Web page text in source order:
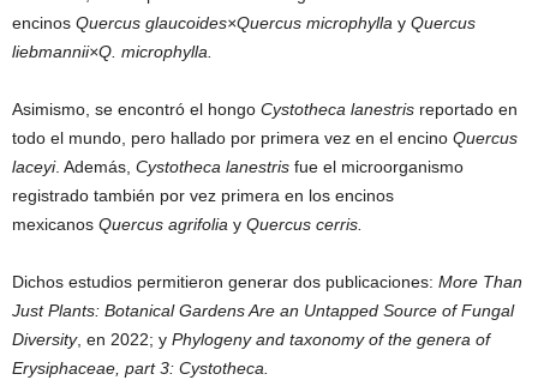
encinos Quercus glaucoides×Quercus microphylla y Quercus
liebmannii×Q. microphylla.
Asimismo, se encontró el hongo Cystotheca lanestris reportado en
todo el mundo, pero hallado por primera vez en el encino Quercus
laceyi. Además, Cystotheca lanestris fue el microorganismo
registrado también por vez primera en los encinos
mexicanos Quercus agrifolia y Quercus cerris.
Dichos estudios permitieron generar dos publicaciones: More Than
Just Plants: Botanical Gardens Are an Untapped Source of Fungal
Diversity, en 2022; y Phylogeny and taxonomy of the genera of
Erysiphaceae, part 3: Cystotheca.